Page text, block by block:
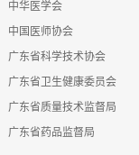
中华医学会
中国医师协会
广东省科学技术协会
广东省卫生健康委员会
广东省质量技术监督局
广东省药品监督局